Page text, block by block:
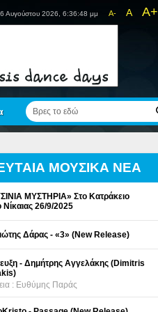
A- A A+
Αυγούστου 2026, 6:36:48 μμ
ΜΟΥΣΙΚΑ ΝΕΑ
ΜΥΣΤΗΡΙΑ» Στο Κατράκειο
Νίκαιας 26/9/2025
Δάρας - «3» (New Release)
- Δημήτρης Αγγελάκης (Dimitris
: Ευθύμης Παράς